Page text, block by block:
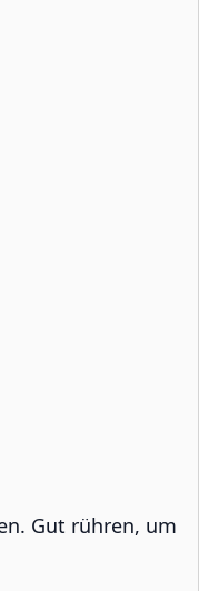
Gut rühren, um